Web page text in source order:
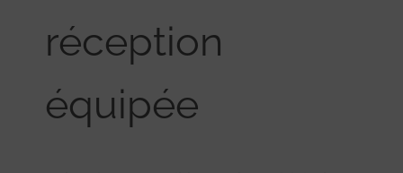
réception
équipée